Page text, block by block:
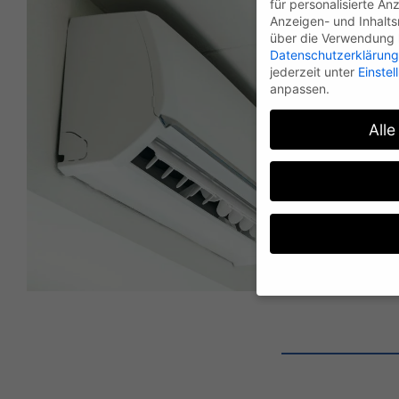
für personalisierte
Anzeigen- und
über die
Datenschutzerklärung
jederzeit unter
anpassen.